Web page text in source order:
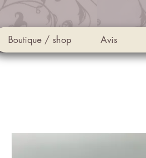
Boutique / shop Avis